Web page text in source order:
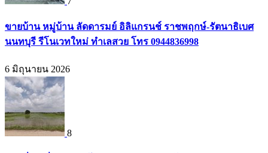
ขายบ้าน หมู่บ้าน ลัดดารมย์ อิลิแกรนช์ ราชพฤกษ์-รัตนาธิเบศ
นนทบุรี รีโนเวทใหม่ ทำเลสวย โทร 0944836998
6 มิถุนายน 2026
8